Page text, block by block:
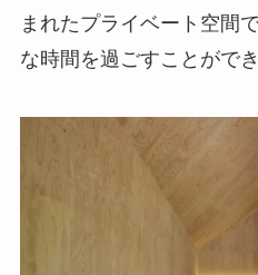
まれたプライベート空間
な時間を過ごすことができ